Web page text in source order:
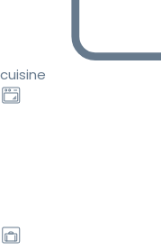
cuisine